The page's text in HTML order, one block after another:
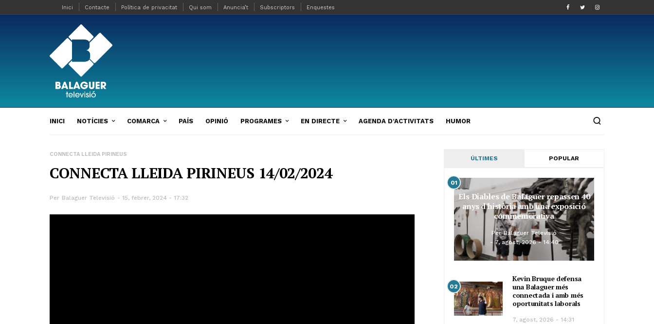
Inici Contacte Política de privacitat Qui som Anuncia’t Subscriptors Enquestes
INICI NOTÍCIES COMARCA PAÍS OPINIÓ PROGRAMES EN DIRECTE AGENDA D’ACTIVITATS HUMOR
CONNECTA LLEIDA PIRINEUS
CONNECTA LLEIDA PIRINEUS 14/02/2024
Per Balaguer Televisió 15, febrer, 2024 - 17:32
ÚLTIMES POPULAR
01
Els Diables de Balaguer repassen 40
anys d’història amb una exposició
commemorativa
Per Balaguer Televisió
7, agost, 2026 - 14:40
02
Kevin Bruque defensa
una Balaguer més
connectada i amb més
oportunitats laborals
7, agost, 2026 - 14:31